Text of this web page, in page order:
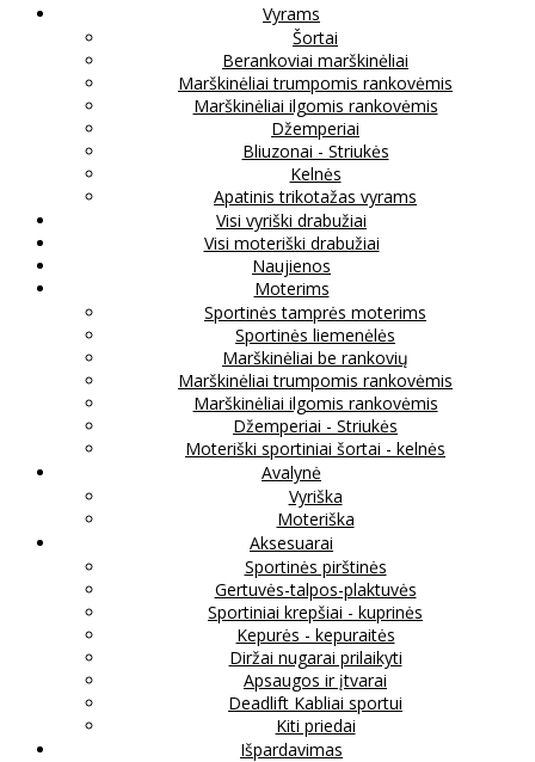
Vyrams
Šortai
Berankoviai marškinėliai
Marškinėliai trumpomis rankovėmis
Marškinėliai ilgomis rankovėmis
Džemperiai
Bliuzonai - Striukės
Kelnės
Apatinis trikotažas vyrams
Visi vyriški drabužiai
Visi moteriški drabužiai
Naujienos
Moterims
Sportinės tamprės moterims
Sportinės liemenėlės
Marškinėliai be rankovių
Marškinėliai trumpomis rankovėmis
Marškinėliai ilgomis rankovėmis
Džemperiai - Striukės
Moteriški sportiniai šortai - kelnės
Avalynė
Vyriška
Moteriška
Aksesuarai
Sportinės pirštinės
Gertuvės-talpos-plaktuvės
Sportiniai krepšiai - kuprinės
Kepurės - kepuraitės
Diržai nugarai prilaikyti
Apsaugos ir įtvarai
Deadlift Kabliai sportui
Kiti priedai
Išpardavimas